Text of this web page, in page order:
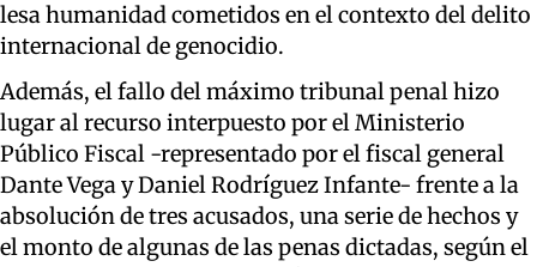
lesa humanidad cometidos en el contexto del delito
internacional de genocidio.
Además, el fallo del máximo tribunal penal hizo
lugar al recurso interpuesto por el Ministerio
Público Fiscal -representado por el fiscal general
Dante Vega y Daniel Rodríguez Infante- frente a la
absolución de tres acusados, una serie de hechos y
el monto de algunas de las penas dictadas, según el